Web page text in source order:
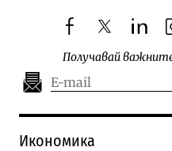
facebooktwitter
Получавай
Икономика